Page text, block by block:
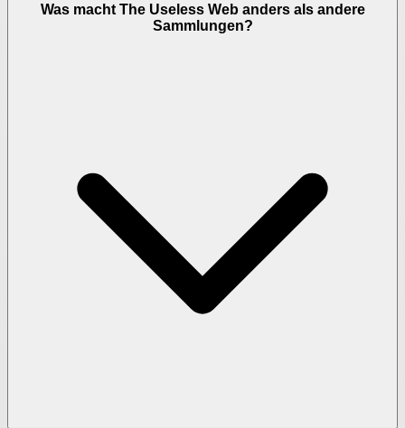
Was macht The Useless Web anders als andere
Sammlungen?